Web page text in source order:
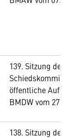
139. Sitzung
öffentliche
BMDW vom 27.
138. Sitzung